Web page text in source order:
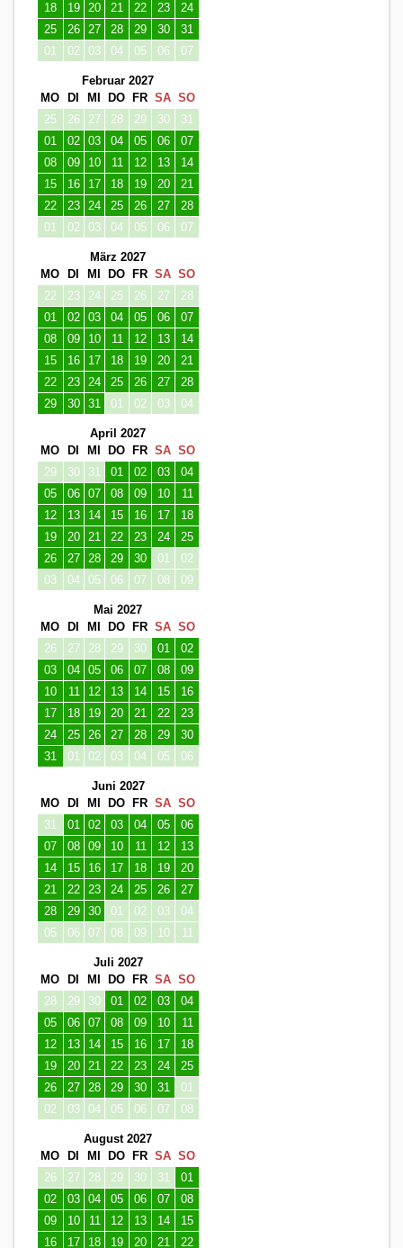
18
19 20 21 22 23
24
25
26 27 28 29 30
31
01
02 03 04 05 06 07
Februar 2027
MO
DI MI DO FR SA SO
25
26 27 28 29 30
31
01
02 03 04 05 06
07
08
09 10 11 12 13
14
15
16 17 18 19 20
21
22
23 24 25 26 27
28
01
02 03 04 05 06 07
März 2027
MO
DI MI DO FR SA SO
22
23 24 25 26 27
28
01
02 03 04 05 06
07
08
09 10 11 12 13
14
15
16 17 18 19 20
21
22
23 24 25 26 27
28
29
30 31 01 02 03 04
April 2027
MO
DI MI DO FR SA SO
29
30 31 01 02 03
04
05
06 07 08 09 10
11
12
13 14 15 16 17
18
19
20 21 22 23 24
25
26
27 28 29 30 01
02
03
04 05 06 07 08 09
Mai 2027
MO
DI MI DO FR SA SO
26
27 28 29 30 01
02
03
04 05 06 07 08
09
10
11 12 13 14 15
16
17
18 19 20 21 22
23
24
25 26 27 28 29
30
31
01 02 03 04 05 06
Juni 2027
MO
DI MI DO FR SA SO
31
01 02 03 04 05
06
07
08 09 10 11 12
13
14
15 16 17 18 19
20
21
22 23 24 25 26
27
28
29 30 01 02 03
04
05
06 07 08 09 10 11
Juli 2027
MO
DI MI DO FR SA SO
28
29 30 01 02 03
04
05
06 07 08 09 10
11
12
13 14 15 16 17
18
19
20 21 22 23 24
25
26
27 28 29 30 31
01
02
03 04 05 06 07 08
August 2027
MO
DI MI DO FR SA SO
26
27 28 29 30 31
01
02
03 04 05 06 07
08
09
10 11 12 13 14
15
16
17 18 19 20 21 22